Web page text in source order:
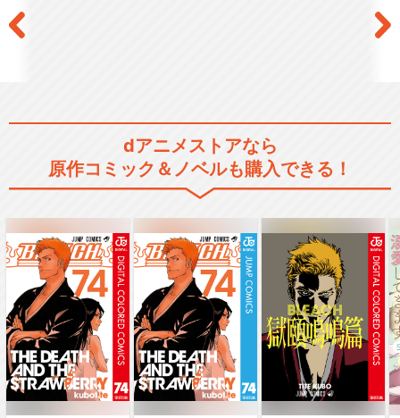
dアニメストアなら
原作コミック＆ノベルも購入できる！